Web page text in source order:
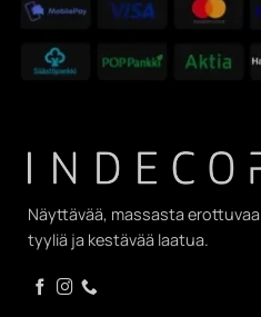
Näyttävää, massasta erottuvaa
tyyliä ja kestävää laatua.